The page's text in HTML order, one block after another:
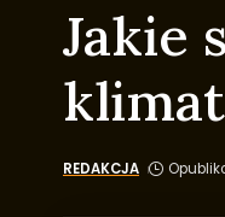
Jakie
REDAKCJA